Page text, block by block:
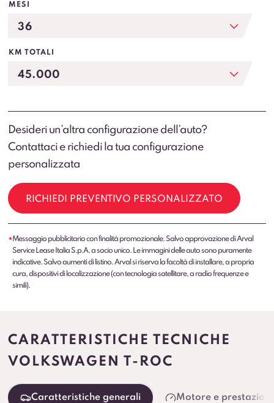
MESI
KM TOTALI
Desideri un’altra configurazione dell’auto?
Contattaci e richiedi la tua configurazione
personalizzata
RICHIEDI PREVENTIVO PERSONALIZZATO
*Messaggio pubblicitario con finalità promozionale. Salvo approvazione di Arval
Service Lease Italia S.p.A. a socio unico. Le immagini delle auto sono puramente
indicative. Salvo aumenti di listino. Arval si riserva la facoltà di installare, a propria
cura, dispositivi di localizzazione (con tecnologia satellitare, a radio frequenze e
simili).
CARATTERISTICHE TECNICHE
VOLKSWAGEN T-ROC
Caratteristiche generali Motore e prestazioni